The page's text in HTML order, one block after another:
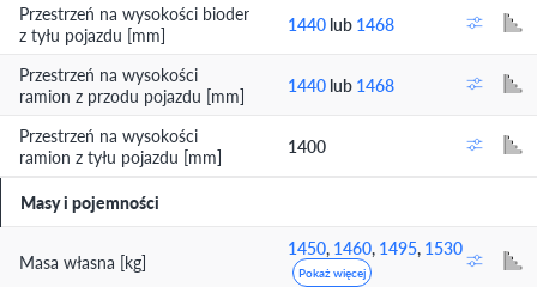
Przestrzeń na wysokości bioder
z tyłu pojazdu [mm]
1440 lub 1468
Przestrzeń na wysokości
ramion z przodu pojazdu [mm]
1440 lub 1468
Przestrzeń na wysokości
ramion z tyłu pojazdu [mm]
1400
Masy i pojemności
Masa własna [kg]
1450, 1460, 1495, 1530
Pokaż więcej